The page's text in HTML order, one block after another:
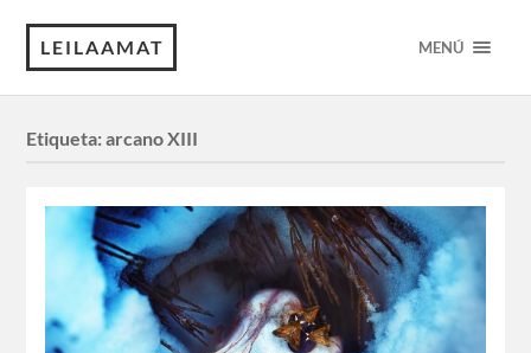
LEILAAMAT MENÚ
Etiqueta:arcano XIII